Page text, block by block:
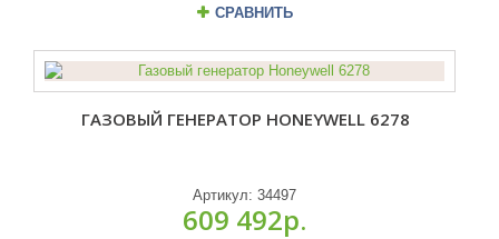
СРАВНИТЬ
ГАЗОВЫЙ ГЕНЕРАТОР HONEYWELL 6278
Артикул:34497
609 492р.